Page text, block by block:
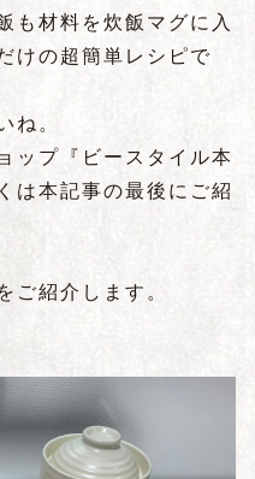
も材料を炊飯マグに入
けの超簡単レシピで
ね。
ップ『ビースタイル本
は本記事の最後にご紹
ご紹介します。